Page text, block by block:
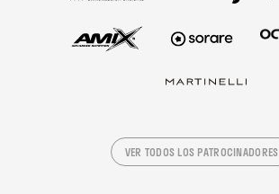
VER TODOS LOS PATROCINADORES